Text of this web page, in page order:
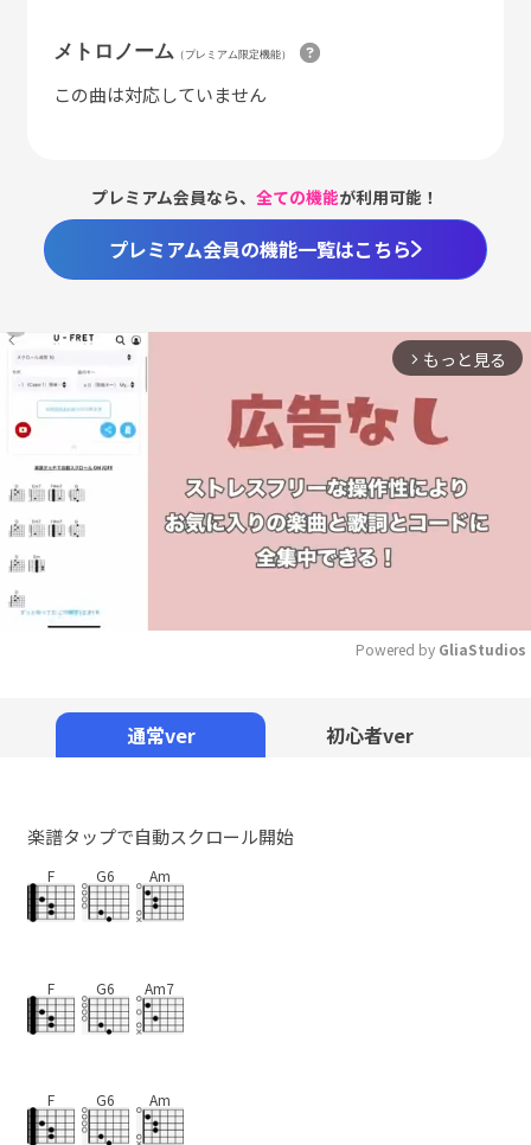
メトロノーム （プレミアム限定機能）
この曲は対応していません
プレミアム会員なら、全ての機能が利用可能！
プレミアム会員の機能一覧はこちら
arrow_forward_ios もっと見る
Powered by GliaStudios
通常ver 初心者ver
楽譜タップで自動スクロール開始
F G6 Am
F G6 Am7
F G6 Am